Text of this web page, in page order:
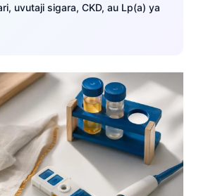
uvutaji sigara, CKD, au Lp(a) ya